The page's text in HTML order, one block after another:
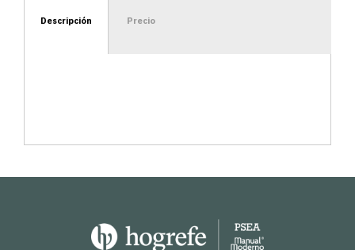
Descripción Precio